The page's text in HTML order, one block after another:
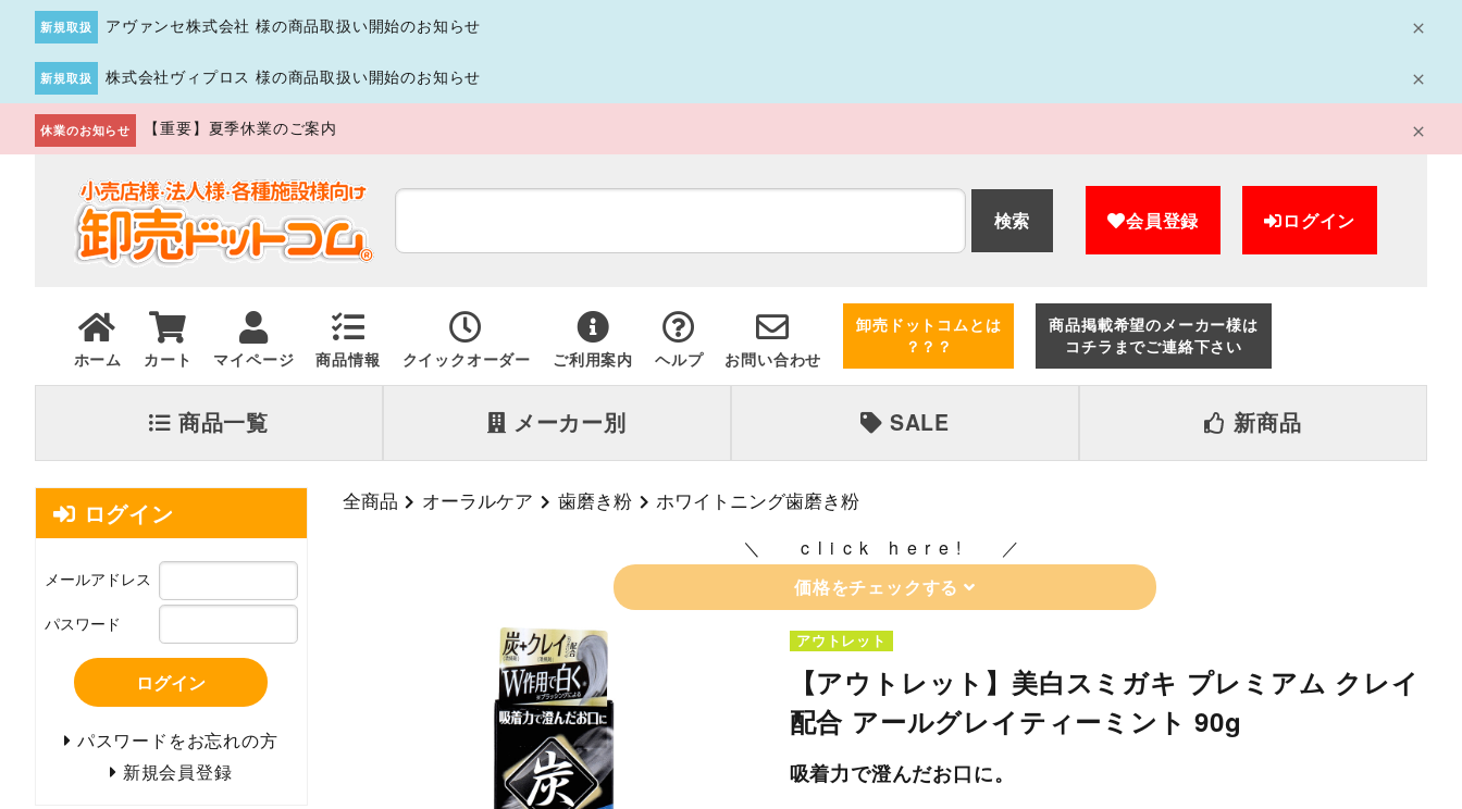
新規取扱 アヴァンセ株式会社 様の商品取扱い開始のお知らせ
新規取扱 株式会社ヴィプロス 様の商品取扱い開始のお知らせ
休業のお知らせ 【重要】夏季休業のご案内
検索 会員登録 ログイン
ホーム カート マイページ 商品情報 クイックオーダー ご利用案内 ヘルプ お問い合わせ
卸売ドットコムとは
？？？
商品掲載希望のメーカー様は
コチラまでご連絡下さい
商品一覧 メーカー別 SALE 新商品
全商品 オーラルケア 歯磨き粉 ホワイトニング歯磨き粉
click here!
価格をチェックする
アウトレット
【アウトレット】美白スミガキ プレミアム クレイ
配合 アールグレイティーミント 90g
吸着力で澄んだお口に。
ログイン
メールアドレス
パスワード
ログイン
パスワードをお忘れの方
新規会員登録